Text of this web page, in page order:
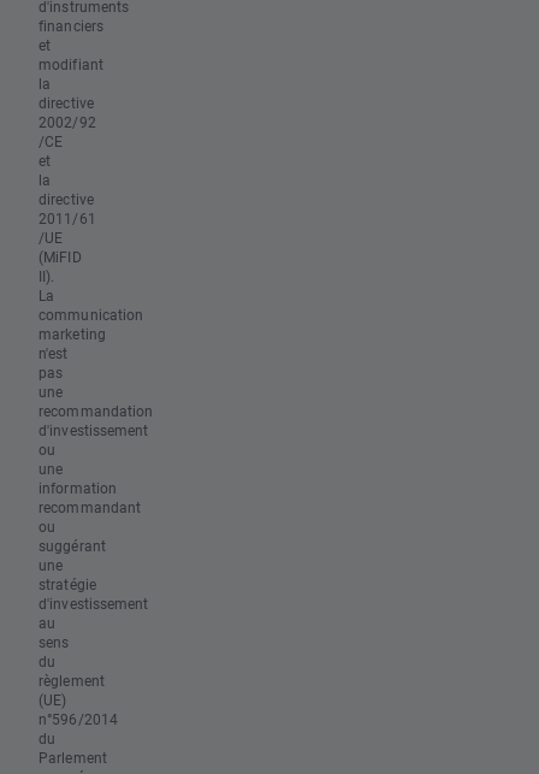
d'instruments
financiers
et
modifiant
la
directive
2002/92
/CE
et
la
directive
2011/61
/UE
(MiFID
II).
La
communication
marketing
n'est
pas
une
recommandation
d'investissement
ou
une
information
recommandant
ou
suggérant
une
stratégie
d'investissement
au
sens
du
règlement
(UE)
n°596/2014
du
Parlement